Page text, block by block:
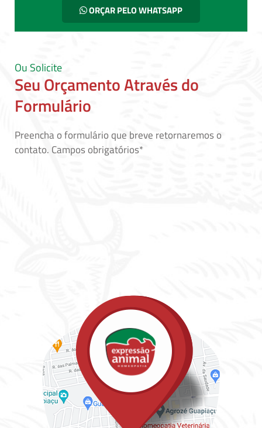
ORÇAR PELO WHATSAPP
Ou Solicite
Seu Orçamento Através do
Formulário
Preencha o formulário que breve retornaremos o
contato. Campos obrigatórios*